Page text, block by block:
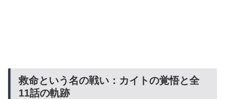
救命という名の戦い：カイトの覚悟と全
11話の軌跡